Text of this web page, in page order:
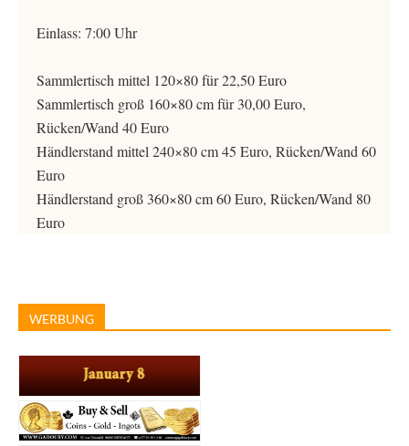
Einlass: 7:00 Uhr
Sammlertisch mittel 120×80 für 22,50 Euro
Sammlertisch groß 160×80 cm für 30,00 Euro,
Rücken/Wand 40 Euro
Händlerstand mittel 240×80 cm 45 Euro, Rücken/Wand 60
Euro
Händlerstand groß 360×80 cm 60 Euro, Rücken/Wand 80
Euro
WERBUNG